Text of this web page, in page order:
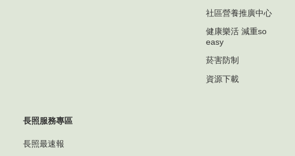
社區營養推廣中心
健康樂活 減重so
easy
菸害防制
資源下載
長照服務專區
長照最速報